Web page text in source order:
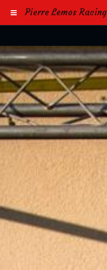
Pierre Lemos Racing